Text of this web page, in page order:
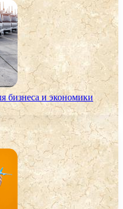
бизнеса и экономики